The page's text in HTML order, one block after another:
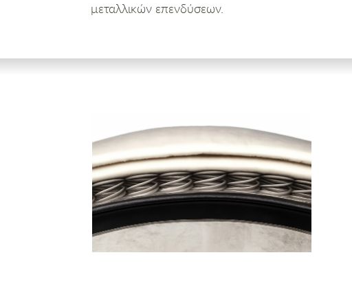
μεταλλικών επενδύσεων.